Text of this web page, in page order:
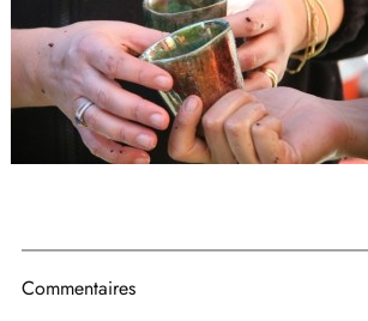
Commentaires